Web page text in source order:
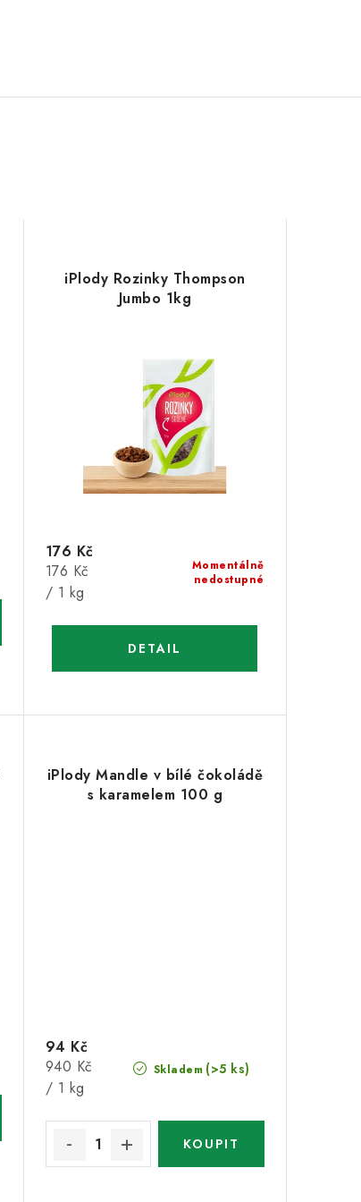
iPlody Rozinky Thompson
Jumbo 1kg
Momentálně
nedostupné
176 Kč
Měrná
cena:
176 Kč
/ 1 kg
iPlody Mandle v bílé čokoládě
s karamelem 100 g
Skladem (>5 ks)
94 Kč
Měrná
cena:
940 Kč
/ 1 kg